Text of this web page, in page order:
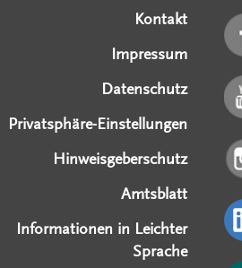
Kontakt
Impressum
Datenschutz
Privatsphäre-Einstellungen
Hinweisgeberschutz
Amtsblatt
Informationen in Leichter
Sprache